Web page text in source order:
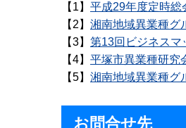
【1】 平成29年度定時総
【2】 湘南地域異業種グ
【3】 第13回ビジネスマ
【4】 平塚市異業種研究
【5】 湘南地域異業種グ
お問合せ先